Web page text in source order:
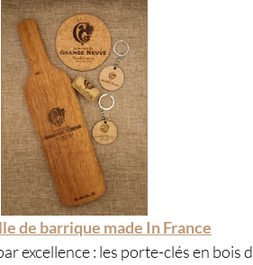
de barrique made In France
excellence : les porte-clés en bois